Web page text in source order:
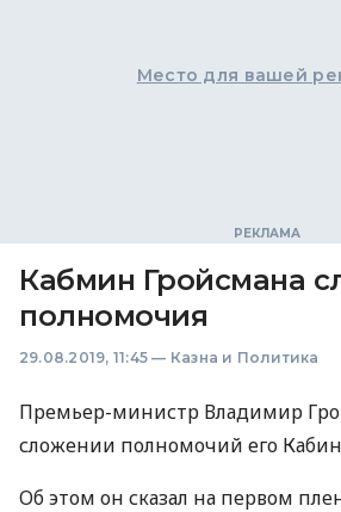
Место для вашей
Кабмин Гройсмана
полномочия
29.08.2019, 11:45 — Казна и Политика
Премьер-министр Владимир
сложении полномочий его
Об этом он сказал на первом